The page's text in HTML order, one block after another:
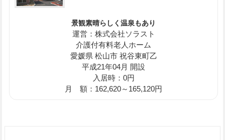
景観素晴らしく温泉もあり
運営：株式会社ソラスト
介護付有料老人ホーム
愛媛県 松山市 祝谷東町乙
平成21年04月 開設
入居時：0円
月 額：162,620～165,120円